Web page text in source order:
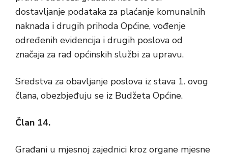
dostavljanje podataka za plaćanje komunalnih
naknada i drugih prihoda Općine, vođenje
određenih evidencija i drugih poslova od
značaja za rad općinskih službi za upravu.
Sredstva za obavljanje poslova iz stava 1. ovog
člana, obezbjeđuju se iz Budžeta Općine.
Član 14.
Građani u mjesnoj zajednici kroz organe mjesne